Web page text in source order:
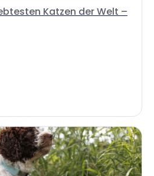
Katzen der Welt –